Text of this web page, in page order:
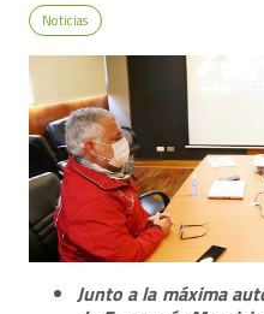
Noticias
Junto a la máxima